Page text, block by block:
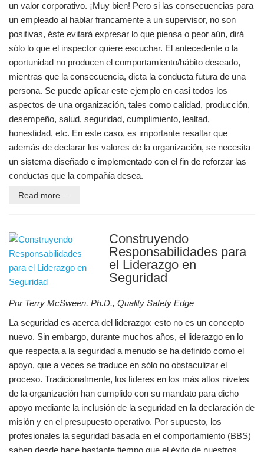
un valor corporativo. ¡Muy bien! Pero si las consecuencias para
un empleado al hablar francamente a un supervisor, no son
positivas, éste evitará expresar lo que piensa o peor aún, dirá
sólo lo que el inspector quiere escuchar. El antecedente o la
oportunidad no producen el comportamiento/hábito deseado,
mientras que la consecuencia, dicta la conducta futura de una
persona. Se puede aplicar este ejemplo en casi todos los
aspectos de una organización, tales como calidad, producción,
desempeño, salud, seguridad, cumplimiento, lealtad,
honestidad, etc. En este caso, es importante resaltar que
además de declarar los valores de la organización, se necesita
un sistema diseñado e implementado con el fin de reforzar las
conductas que la compañía desea.
Read more …
Construyendo
Responsabilidades para
el Liderazgo en
Seguridad
Por Terry McSween, Ph.D., Quality Safety Edge
La seguridad es acerca del liderazgo: esto no es un concepto
nuevo. Sin embargo, durante muchos años, el liderazgo en lo
que respecta a la seguridad a menudo se ha definido como el
apoyo, que a veces se traduce en sólo no obstaculizar el
proceso. Tradicionalmente, los líderes en los más altos niveles
de la organización han cumplido con su mandato para dicho
apoyo mediante la inclusión de la seguridad en la declaración de
misión y en el presupuesto operativo. Por supuesto, los
profesionales la seguridad basada en el comportamiento (BBS)